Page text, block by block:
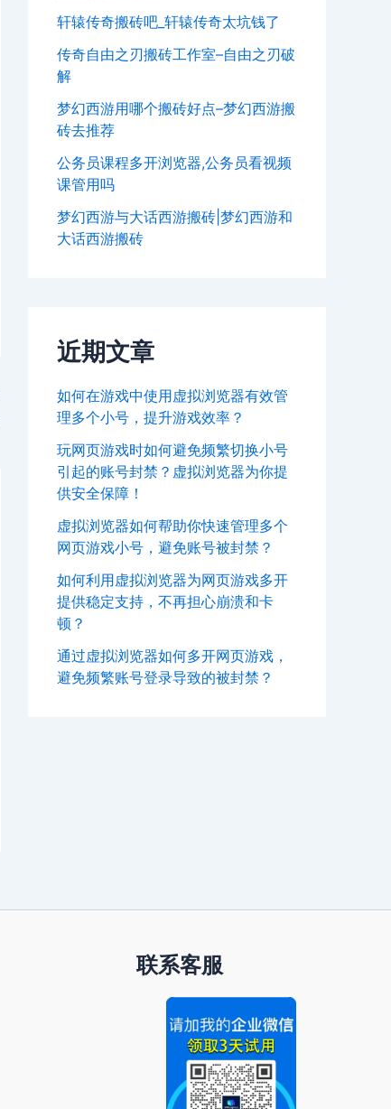
轩辕传奇搬砖吧_轩辕传奇太坑钱了
传奇自由之刃搬砖工作室–自由之刃破
解
梦幻西游用哪个搬砖好点–梦幻西游搬
砖去推荐
公务员课程多开浏览器,公务员看视频
课管用吗
梦幻西游与大话西游搬砖|梦幻西游和
大话西游搬砖
近期文章
如何在游戏中使用虚拟浏览器有效管
理多个小号，提升游戏效率？
玩网页游戏时如何避免频繁切换小号
引起的账号封禁？虚拟浏览器为你提
供安全保障！
虚拟浏览器如何帮助你快速管理多个
网页游戏小号，避免账号被封禁？
如何利用虚拟浏览器为网页游戏多开
提供稳定支持，不再担心崩溃和卡
顿？
通过虚拟浏览器如何多开网页游戏，
避免频繁账号登录导致的被封禁？
联系客服